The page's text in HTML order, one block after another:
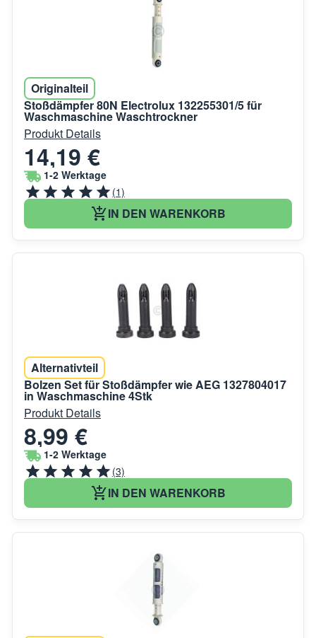
Originalteil
Stoßdämpfer 80N Electrolux 132255301/5 für
Waschmaschine Waschtrockner
Produkt Details
14,19 €
1-2 Werktage
(1)
IN DEN WARENKORB
Alternativteil
Bolzen Set für Stoßdämpfer wie AEG 1327804017
in Waschmaschine 4Stk
Produkt Details
8,99 €
1-2 Werktage
(3)
IN DEN WARENKORB